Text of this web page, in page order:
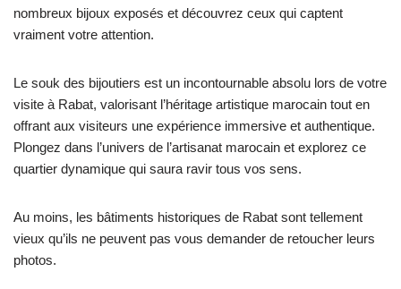
nombreux bijoux exposés et découvrez ceux qui captent
vraiment votre attention.
Le souk des bijoutiers est un incontournable absolu lors de votre
visite à Rabat, valorisant l’héritage artistique marocain tout en
offrant aux visiteurs une expérience immersive et authentique.
Plongez dans l’univers de l’artisanat marocain et explorez ce
quartier dynamique qui saura ravir tous vos sens.
Au moins, les bâtiments historiques de Rabat sont tellement
vieux qu’ils ne peuvent pas vous demander de retoucher leurs
photos.